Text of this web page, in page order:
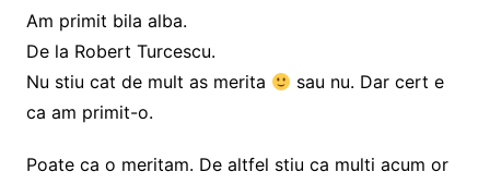
Am primit bila alba.
De la Robert Turcescu.
Nu stiu cat de mult as merita
sau nu. Dar cert e
ca am primit-o.
Poate ca o meritam. De altfel stiu ca multi acum or